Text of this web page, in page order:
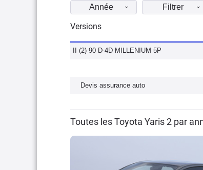
Année Filtrer
Versions
II (2) 90 D-4D MILLENIUM 5P
Devis assurance auto
Toutes les Toyota Yaris 2 par